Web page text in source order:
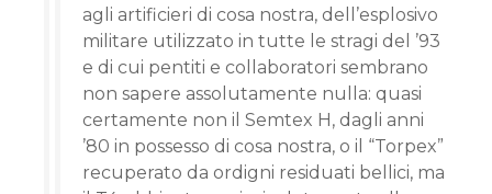
agli artificieri di cosa nostra, dell’esplosivo
militare utilizzato in tutte le stragi del ’93
e di cui pentiti e collaboratori sembrano
non sapere assolutamente nulla: quasi
certamente non il Semtex H, dagli anni
’80 in possesso di cosa nostra, o il “Torpex”
recuperato da ordigni residuati bellici, ma